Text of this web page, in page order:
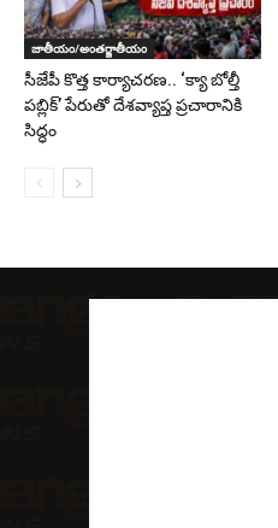
జాతీయం/అంతర్జాతీయం
సీజేపీ కొత్త కార్యాచరణ.. ‘క్యా బోల్తీ
పబ్లిక్’ పేరుతో దేశవ్యాప్త ప్రచారానికి
సిద్ధం